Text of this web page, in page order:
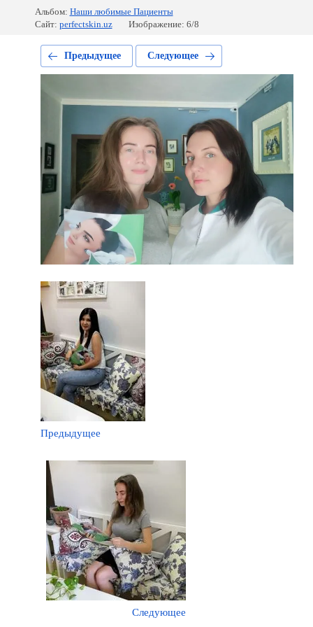
Альбом: Наши любимые Пациенты
Сайт: perfectskin.uz Изображение: 6/8
Предыдущее Следующее
Предыдущее
Следующее